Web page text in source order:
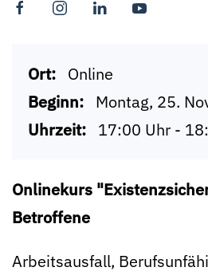
Ort: Online
Beginn: Montag, 25.
Uhrzeit: 17:00 Uhr -
Onlinekurs
Betroffene
Arbeitsausfall,